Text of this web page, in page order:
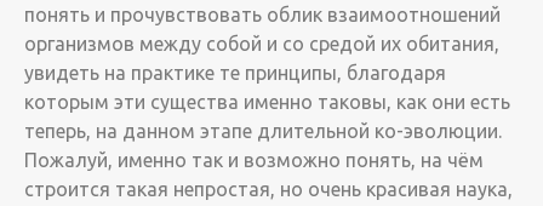
понять и прочувствовать облик взаимоотношений
организмов между собой и со средой их обитания,
увидеть на практике те принципы, благодаря
которым эти существа именно таковы, как они есть
теперь, на данном этапе длительной ко-эволюции.
Пожалуй, именно так и возможно понять, на чём
строится такая непростая, но очень красивая наука,